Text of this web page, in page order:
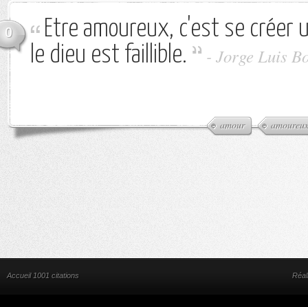
0
Etre amoureux, c'est se créer
le dieu est faillible.
- Jorge Luis
amour amoureux
Accueil 1001 citations